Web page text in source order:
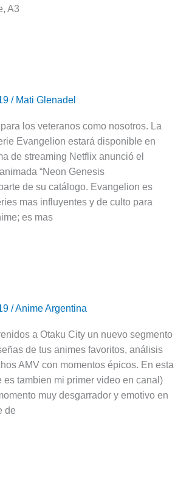
A3
/ Mati Glenadel
los veteranos como nosotros. La
Evangelion estará disponible en
de streaming Netflix anunció el
“Neon Genesis
de su catálogo. Evangelion es
mas influyentes y de culto para
es mas
/Anime Argentina
a Otaku City un nuevo segmento
de tus animes favoritos, análisis
AMV con momentos épicos. En esta
es tambien mi primer video en canal)
muy desgarrador y emotivo en
de